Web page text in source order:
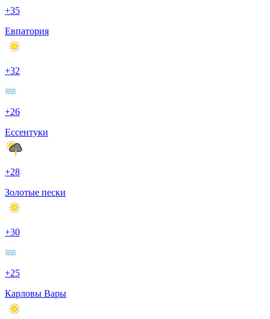
+35
Евпатория
+32
+26
Ессентуки
+28
Золотые пески
+30
+25
Карловы Вары